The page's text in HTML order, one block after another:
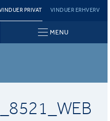
PRIVAT VINDUER ERHVERV
MENU